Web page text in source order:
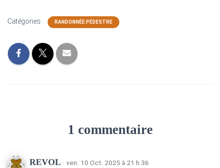
Catégories : RANDONNÉE PÉDESTRE
1 commentaire
REVOL · ven. 10 Oct. 2025 à 21 h 36